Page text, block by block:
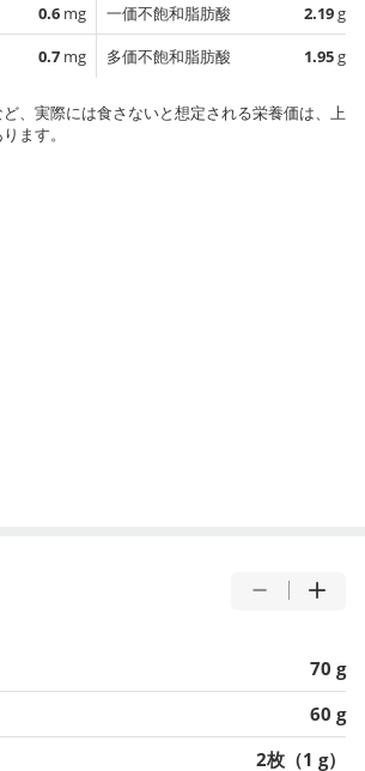
0.6 mg
0.7 mg
一価不飽和脂肪酸
2.19g
多価不飽和脂肪酸
1.95g
、実際には食さないと想定される栄養価は、上
ます。
70 g
60 g
2枚（1 g）